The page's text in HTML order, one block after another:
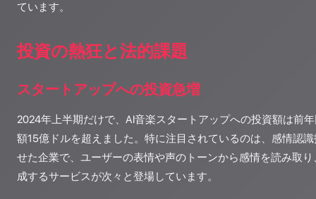
ています。
投資の熱狂と法的課題
スタートアップへの投資急増
2024年上半期だけで、AI音楽スタートアップへの投資額は前
額15億ドルを超えました。特に注目されているのは、感情認
せた企業で、ユーザーの表情や声のトーンから感情を読み取
成するサービスが次々と登場しています。